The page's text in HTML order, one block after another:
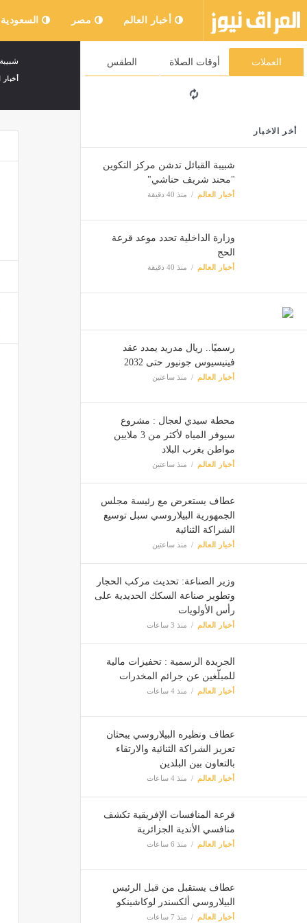
أخبار العالم مصر السعودية
العملات أوقات الصلاة الطقس
أخر الاخبار
شبيبة القبائل تدشن مركز التكوين
"محند شريف حناشي"
أخبار العالم منذ 40 دقيقة
وزارة الداخلية تحدد موعد قرعة
الحج
أخبار العالم منذ 40 دقيقة
رسميًا.. ريال مدريد يمدد عقد
فينيسيوس جونيور حتى 2032
أخبار العالم منذ ساعتين
محطة سيدي لعجال : مشروع
سيوفر المياه لأكثر من 3 ملايين
مواطن بغرب البلاد
أخبار العالم منذ ساعتين
عطاف يستعرض مع رئيسة مجلس
الجمهورية البيلاروسي سبل توسيع
الشراكة الثنائية
أخبار العالم منذ ساعتين
وزير الصناعة: تحديث مركب الحجار
وتطوير صناعة السكك الحديدية على
رأس الأولويات
أخبار العالم منذ 3 ساعات
الجريدة الرسمية : تحفيزات مالية
للمبلّغين عن جرائم المخدرات
أخبار العالم منذ 4 ساعات
عطاف ونظيره البيلاروسي يبحثان
تعزيز الشراكة الثنائية والارتقاء
بالتعاون بين البلدين
أخبار العالم منذ 4 ساعات
قرعة المنافسات الإفريقية تكشف
منافسي الأندية الجزائرية
أخبار العالم منذ 6 ساعات
عطاف يستقبل من قبل الرئيس
البيلاروسي ألكسندر لوكاشينكو
أخبار العالم منذ 7 ساعات
أخبار